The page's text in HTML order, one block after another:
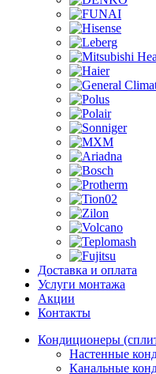
Доставка и оплата
Услуги монтажа
Акции
Контакты
Кондиционеры
Настенные
Канальные